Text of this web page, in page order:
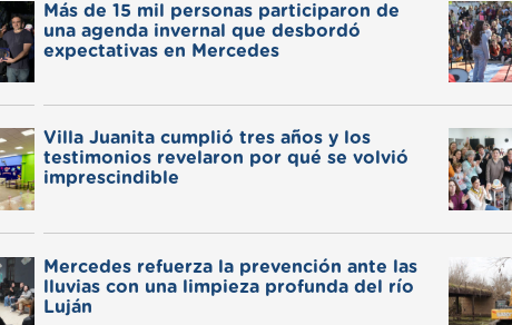
Más de 15 mil personas participaron de
una agenda invernal que desbordó
expectativas en Mercedes
Villa Juanita cumplió tres años y los
testimonios revelaron por qué se volvió
imprescindible
Mercedes refuerza la prevención ante las
lluvias con una limpieza profunda del río
Luján